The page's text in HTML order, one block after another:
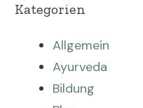
Kategorien
Allgemein
Ayurveda
Bildung